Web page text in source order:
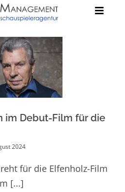
Toggle
Newsim
Film für
ARD
im Debut-Film für die
2024
für die Elfenholz-Film
[...]